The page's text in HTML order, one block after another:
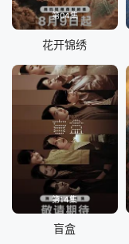
第04集
花开锦绣
第14集
盲盒